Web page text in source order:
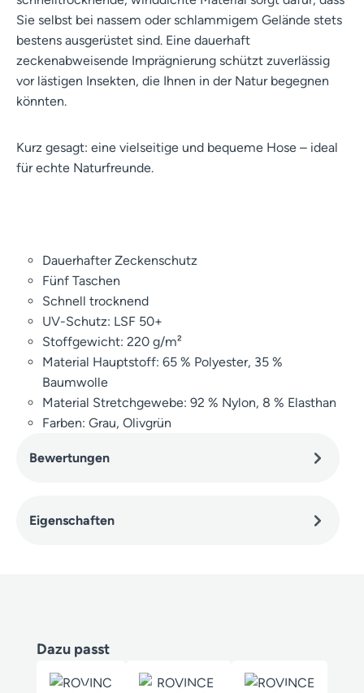
Sie selbst bei nassem oder schlammigem Gelände stets
bestens ausgerüstet sind. Eine dauerhaft
zeckenabweisende Imprägnierung schützt zuverlässig
vor lästigen Insekten, die Ihnen in der Natur begegnen
könnten.
Kurz gesagt: eine vielseitige und bequeme Hose – ideal
für echte Naturfreunde.
Dauerhafter Zeckenschutz
Fünf Taschen
Schnell trocknend
UV-Schutz: LSF 50+
Stoffgewicht: 220 g/m²
Material Hauptstoff: 65 % Polyester, 35 %
Baumwolle
Material Stretchgewebe: 92 % Nylon, 8 % Elasthan
Farben: Grau, Olivgrün
Bewertungen
Eigenschaften
Produktgalerie überspringen
Dazu passt